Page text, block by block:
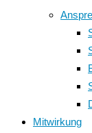
Mitwirkung